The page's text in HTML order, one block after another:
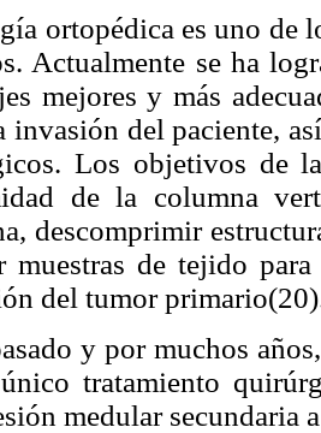
ortopédica es uno de
Actualmente se ha
mejores y más
invasión del paciente,
Los objetivos de
de la columna
descomprimir
muestras de tejido
del tumor
y por muchos
tratamiento
medular secundaria